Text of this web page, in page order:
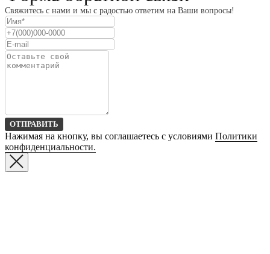
Свяжитесь с нами и мы с радостью ответим на Ваши вопросы!
ОТПРАВИТЬ
Нажимая на кнопку, вы соглашаетесь с условиями Политики
конфиденциальности.